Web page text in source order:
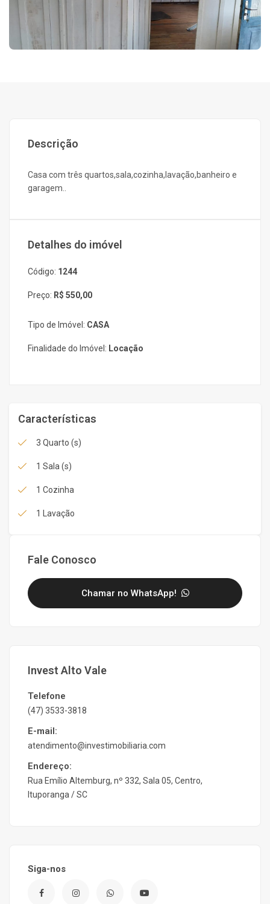
Descrição
Casa com três quartos,sala,cozinha,lavação,banheiro e
garagem..
Detalhes do imóvel
Código: 1244
Preço: R$ 550,00
Tipo de Imóvel: CASA
Finalidade do Imóvel: Locação
Características
3 Quarto (s)
1 Sala (s)
1 Cozinha
1 Lavação
Fale Conosco
Chamar no WhatsApp!
Invest Alto Vale
Telefone
(47) 3533-3818
E-mail:
atendimento@investimobiliaria.com
Endereço:
Rua Emílio Altemburg, nº 332, Sala 05, Centro,
Ituporanga / SC
Siga-nos